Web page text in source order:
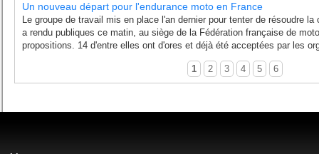
Un nouveau départ pour l'endurance moto en France
Le groupe de travail mis en place l'an dernier pour tenter de résoudre
a rendu publiques ce matin, au siège de la Fédération française de
propositions. 14 d'entre elles ont d'ores et déjà été acceptées par les
1 2 3 4 5 6